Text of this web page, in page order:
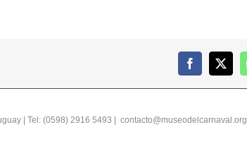
Facebook
X
| Tel: (0598) 2916 5493 | contacto@museodelcarnaval.org